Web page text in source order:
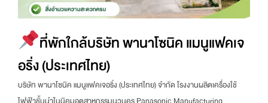
ที่พักใกล้บริษัท พานาโซนิค แมนูแฟคเจ
อริ่ง (ประเทศไทย)
บริษัท พานาโซนิค แมนูแฟคเจอริ่ง (ประเทศไทย) จำกัด โรงงานผลิตเครื่องใช้